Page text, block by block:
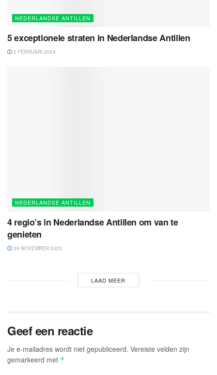
NEDERLANDSE ANTILLEN
5 exceptionele straten in Nederlandse Antillen
2 FEBRUARI 2024
NEDERLANDSE ANTILLEN
4 regio’s in Nederlandse Antillen om van te
genieten
29 NOVEMBER 2023
LAAD MEER
Geef een reactie
Je e-mailadres wordt niet gepubliceerd. Vereiste velden zijn
gemarkeerd met *